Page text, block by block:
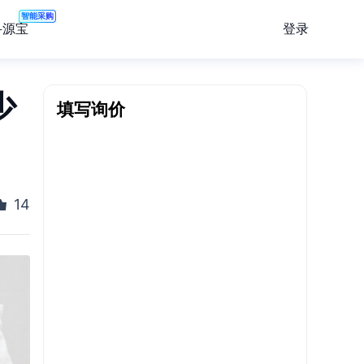
宝
智能采购
登录
14
填写询价